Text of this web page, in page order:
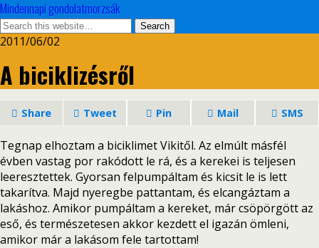
Mindennapi gondolatmorzsák
2011/06/02
A biciklizésről
Share Tweet Pin Mail SMS
Tegnap elhoztam a biciklimet Vikitől. Az elmúlt másfél
évben vastag por rakódott le rá, és a kerekei is teljesen
leeresztettek. Gyorsan felpumpáltam és kicsit le is lett
takarítva. Majd nyeregbe pattantam, és elcangáztam a
lakáshoz. Amikor pumpáltam a kereket, már csöpörgött az
eső, és természetesen akkor kezdett el igazán ömleni,
amikor már a lakásom fele tartottam!